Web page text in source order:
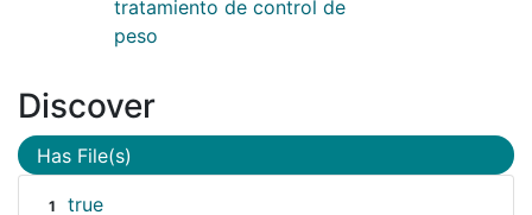
tratamiento de control de
peso
Discover
Has File(s)
1 true